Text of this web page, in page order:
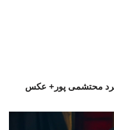
محتشمی پور+ عکس